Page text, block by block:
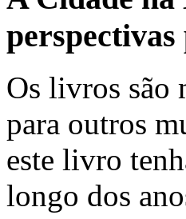
perspectivas
Os livros são
para outros
este livro
longo dos